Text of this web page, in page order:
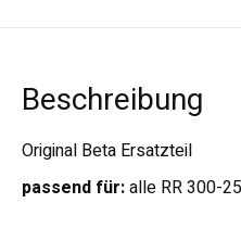
Beschreibung
Original Beta Ersatzteil
passend für:alle RR 300-